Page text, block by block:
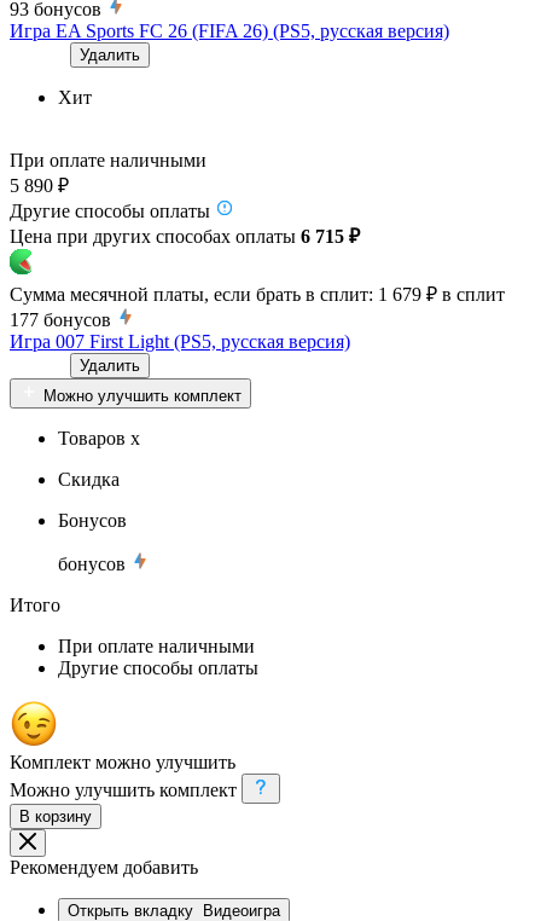
93 бонусов
Игра EA Sports FC 26 (FIFA 26) (PS5, русская версия)
Удалить
Хит
При оплате наличными
5 890 ₽
Другие способы оплаты
Цена при других способах оплаты 6 715 ₽
Сумма месячной платы, если брать в сплит: 1 679 ₽ в сплит
177 бонусов
Игра 007 First Light (PS5, русская версия)
Удалить
Можно улучшить комплект
Товаров x
Скидка
Бонусов
бонусов
Итого
При оплате наличными
Другие способы оплаты
Комплект можно улучшить
Можно улучшить комплект
В корзину
Рекомендуем добавить
Открыть вкладку Видеоигра